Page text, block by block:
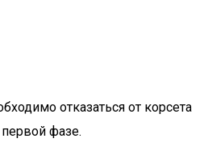
отказаться от корсета
фазе.